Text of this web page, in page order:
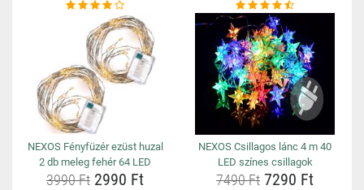
NEXOS Fényfüzér ezüst huzal
2 db meleg fehér 64 LED
3990 Ft 2990 Ft
NEXOS Csillagos lánc 4 m 40
LED színes csillagok
7490 Ft 7290 Ft